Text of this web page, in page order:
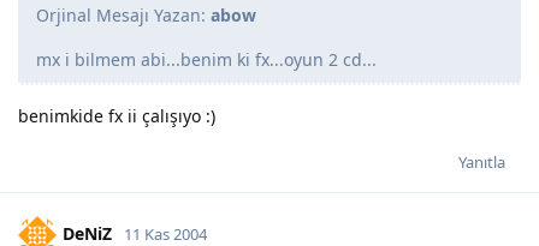
Orjinal Mesajı Yazan: abow
mx i bilmem abi...benim ki fx...oyun 2 cd...
benimkide fx ii çalışıyo :)
Yanıtla
DeNiZ 11 Kas 2004